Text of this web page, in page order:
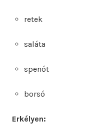
retek
saláta
spenót
borsó
Erkélyen: